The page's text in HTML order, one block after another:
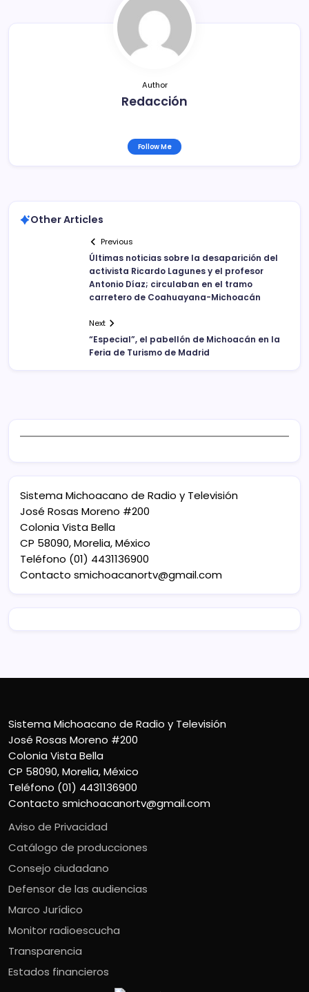
Author
Redacción
Follow Me
Other Articles
Previous
Últimas noticias sobre la desaparición del
activista Ricardo Lagunes y el profesor
Antonio Díaz; circulaban en el tramo
carretero de Coahuayana-Michoacán
Next
“Especial”, el pabellón de Michoacán en la
Feria de Turismo de Madrid
Sistema Michoacano de Radio y Televisión
José Rosas Moreno #200
Colonia Vista Bella
CP 58090, Morelia, México
Teléfono (01) 4431136900
Contacto smichoacanortv@gmail.com
Sistema Michoacano de Radio y Televisión
José Rosas Moreno #200
Colonia Vista Bella
CP 58090, Morelia, México
Teléfono (01) 4431136900
Contacto smichoacanortv@gmail.com
Aviso de Privacidad
Catálogo de producciones
Consejo ciudadano
Defensor de las audiencias
Marco Jurídico
Monitor radioescucha
Transparencia
Estados financieros